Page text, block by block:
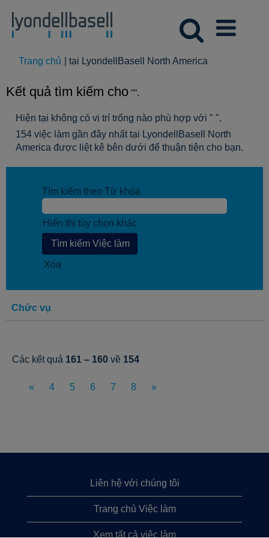
Trang chủ tại LyondellBasell North America
Kết quả tìm kiếm cho "".
Hiện tại không có vị trí trống nào phù hợp với " ".
154 việc làm gần đây nhất tại LyondellBasell North
America được liệt kê bên dưới để thuận tiện cho bạn.
Tìm kiếm theo Từ khóa
Hiển thị tùy chọn khác
Xóa
Chức vụ
Các kết quả 161 – 160 về 154
« 4 5 6 7 8 »
Liên hệ với chúng tôi
Trang chủ Việc làm
Xem tất cả việc làm